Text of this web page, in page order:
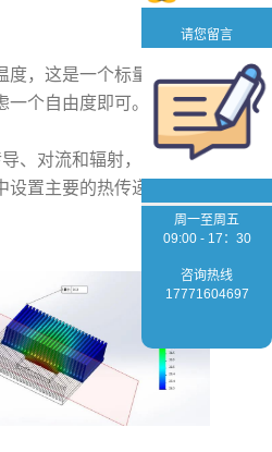
度，这是一个标量，所以在有限
个自由度即可。
、对流和辐射，软件中有对应
置主要的热传递方式以及对应
请您留言
周一至周五
09:00 - 17：30
咨询热线
17771604697